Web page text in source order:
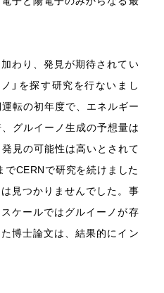
わり、発見が期待されてい
」を探す研究を行ないまし
転の初年度で、エネルギー
グルイーノ生成の予想量は
見の可能性は高いとされて
CERNで研究を続けました
見つかりませんでした。事
ケールではグルイーノが存
博士論文は、結果的にイン